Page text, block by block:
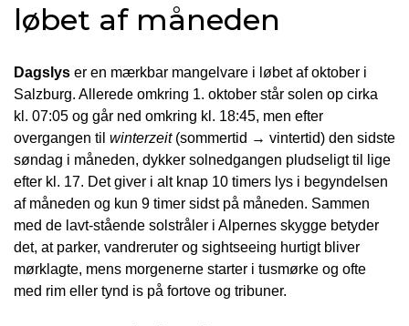
løbet af måneden
Dagslys er en mærkbar mangelvare i løbet af oktober i
Salzburg. Allerede omkring 1. oktober står solen op cirka
kl. 07:05 og går ned omkring kl. 18:45, men efter
overgangen til winterzeit(sommertid → vintertid) den sidste
søndag i måneden, dykker solnedgangen pludseligt til lige
efter kl. 17. Det giver i alt knap 10 timers lys i begyndelsen
af måneden og kun 9 timer sidst på måneden. Sammen
med de lavt-stående solstråler i Alpernes skygge betyder
det, at parker, vandreruter og sightseeing hurtigt bliver
mørklagte, mens morgenerne starter i tusmørke og ofte
med rim eller tynd is på fortove og tribuner.